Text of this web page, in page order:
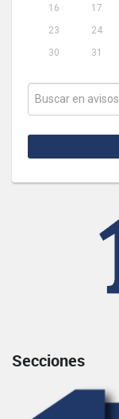
16
17
23
24
30
31
Secciones